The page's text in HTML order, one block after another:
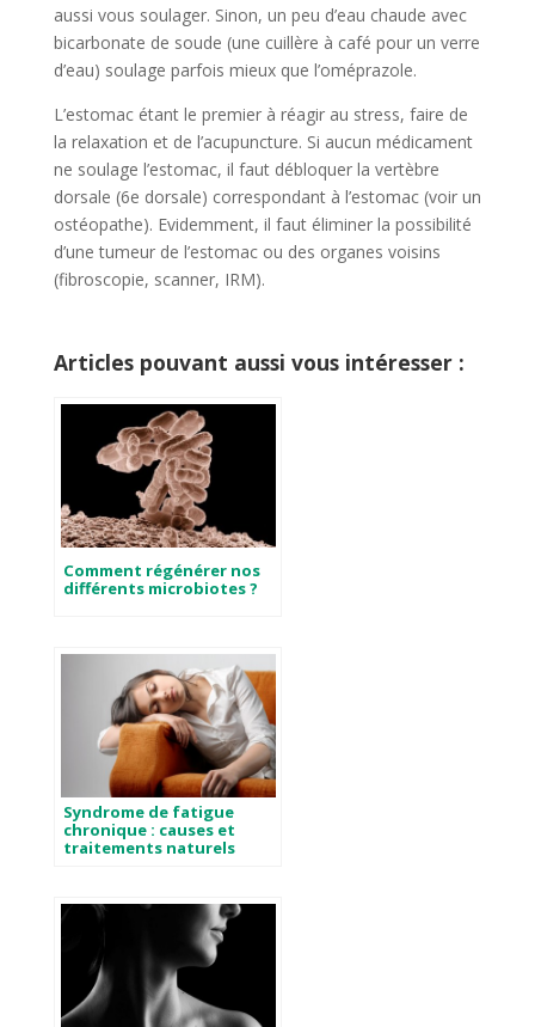
aussi vous soulager. Sinon, un peu d’eau chaude avec
bicarbonate de soude (une cuillère à café pour un verre
d’eau) soulage parfois mieux que l’oméprazole.
L’estomac étant le premier à réagir au stress, faire de
la relaxation et de l’acupuncture. Si aucun médicament
ne soulage l’estomac, il faut débloquer la vertèbre
dorsale (6e dorsale) correspondant à l’estomac (voir un
ostéopathe). Evidemment, il faut éliminer la possibilité
d’une tumeur de l’estomac ou des organes voisins
(fibroscopie, scanner, IRM).
Articles pouvant aussi vous intéresser :
Comment régénérer nos
différents microbiotes ?
Syndrome de fatigue
chronique : causes et
traitements naturels